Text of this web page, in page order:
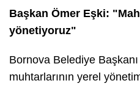
Başkan Ömer Eşki:
yönetiyoruz"
Bornova Belediye
muhtarlarının yerel